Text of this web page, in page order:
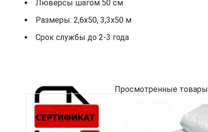
Люверсы шагом 50 см
Размеры: 2,6х50, 3,3х50 м
Срок службы до 2-3 года
Просмотренные товары